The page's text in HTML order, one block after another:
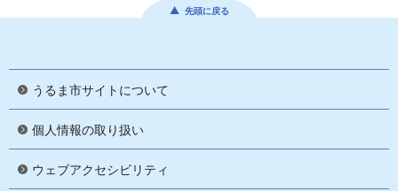
先頭に戻る
うるま市サイトについて
個人情報の取り扱い
ウェブアクセシビリティ